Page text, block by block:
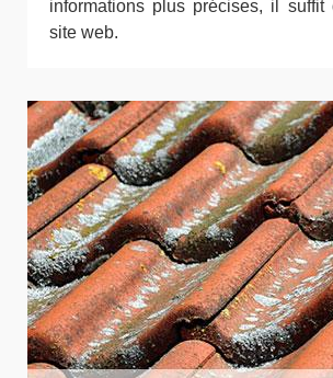
informations plus précises, il suffit
site web.